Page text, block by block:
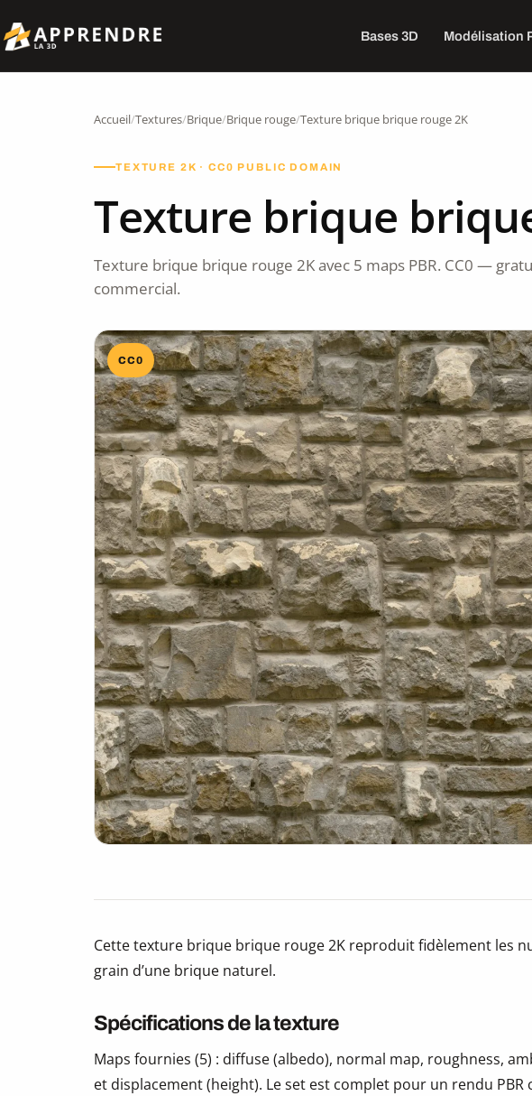
Bases 3D Modélisation
Accueil/Textures/Brique/Brique rouge/Texture brique brique rouge 2K
TEXTURE 2K · CC0 PUBLIC DOMAIN
Texture brique
Texture brique brique rouge 2K avec 5 maps PBR. CC0 —
commercial.
CC0
Cette texture brique brique rouge 2K reproduit fidèlement les
grain d’une brique naturel.
Spécifications de la texture
Maps fournies (5) : diffuse (albedo), normal map, roughness,
et displacement (height). Le set est complet pour un rendu PBR